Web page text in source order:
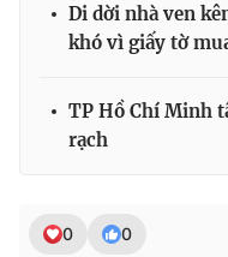
Di dời nhà ven
khó vì giấy tờ
TP Hồ Chí Minh
rạch
0 0